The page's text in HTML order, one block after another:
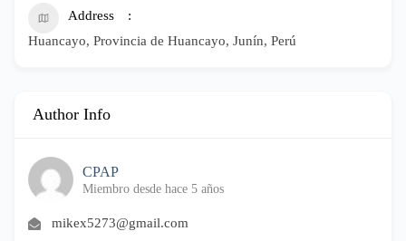
Address
Huancayo, Provincia de Huancayo, Junín, Perú
Author Info
CPAP
Miembro desde hace 5 años
mikex5273@gmail.com